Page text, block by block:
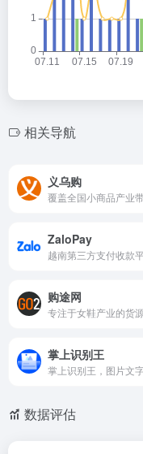
相关导航
义乌购
ZaloPay
购途网
掌上识别王
数据评估